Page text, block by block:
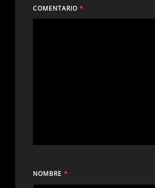
COMENTARIO *
NOMBRE *